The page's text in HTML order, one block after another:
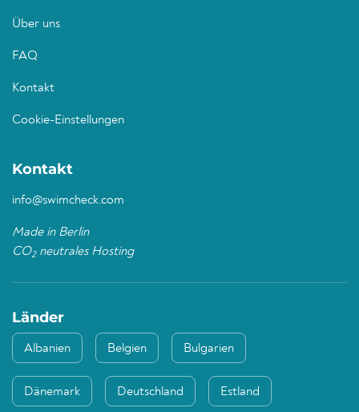
Über uns
FAQ
Kontakt
Cookie-Einstellungen
Kontakt
info@swimcheck.com
Made in Berlin
CO2neutrales Hosting
Länder
Albanien Belgien Bulgarien
Dänemark Deutschland Estland